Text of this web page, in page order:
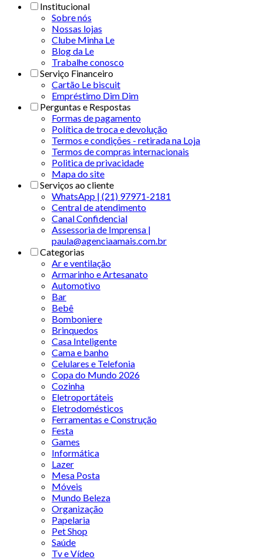
Institucional
Sobre nós
Nossas lojas
Clube Minha Le
Blog da Le
Trabalhe conosco
Serviço Financeiro
Cartão Le biscuit
Empréstimo Dim Dim
Perguntas e Respostas
Formas de pagamento
Política de troca e devolução
Termos e condições - retirada na Loja
Termos de compras internacionais
Politica de privacidade
Mapa do site
Serviços ao cliente
WhatsApp | (21) 97971-2181
Central de atendimento
Canal Confidencial
Assessoria de Imprensa |
paula@agenciaamais.com.br
Categorias
Ar e ventilação
Armarinho e Artesanato
Automotivo
Bar
Bebê
Bomboniere
Brinquedos
Casa Inteligente
Cama e banho
Celulares e Telefonia
Copa do Mundo 2026
Cozinha
Eletroportáteis
Eletrodomésticos
Ferramentas e Construção
Festa
Games
Informática
Lazer
Mesa Posta
Móveis
Mundo Beleza
Organização
Papelaria
Pet Shop
Saúde
Tv e Vídeo